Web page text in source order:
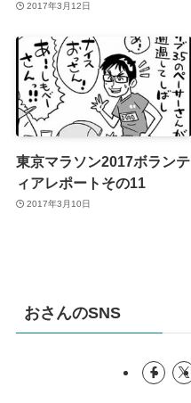
2017年3月12日
東京マラソン2017ボランテ
ィアレポートその11
2017年3月10日
おさんのSNS